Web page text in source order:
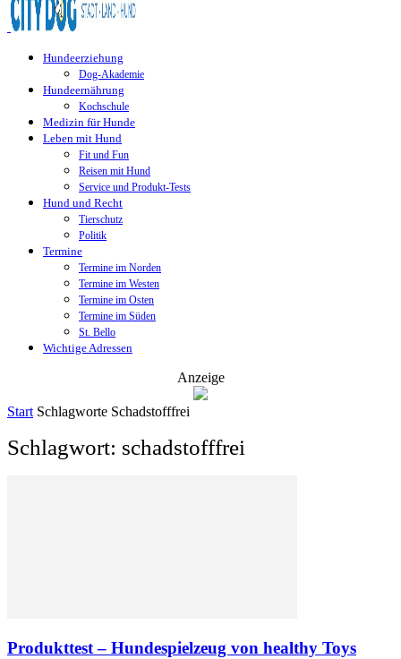
Hundeerziehung
Dog-Akademie
Hundeernährung
Kochschule
Medizin für Hunde
Leben mit Hund
Fit und Fun
Reisen mit Hund
Service und Produkt-Tests
Hund und Recht
Tierschutz
Politik
Termine
Termine im Norden
Termine im Westen
Termine im Osten
Termine im Süden
St. Bello
Wichtige Adressen
Anzeige
Start Schlagworte Schadstofffrei
Schlagwort: schadstofffrei
Produkttest – Hundespielzeug von healthy Toys